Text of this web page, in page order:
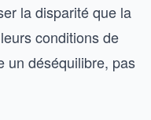
la disparité que la
conditions de
un déséquilibre, pas